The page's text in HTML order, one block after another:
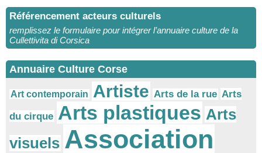
Référencement acteurs culturels
remplissez le formulaire pour intégrer l’annuaire culture de la
Cullettivita di Corsica
Annuaire Culture Corse
Art contemporain Artiste Arts de la rue Arts
du cirque Arts plastiques Arts
visuels Association